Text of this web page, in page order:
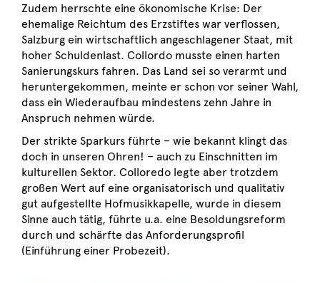
Zudem herrschte eine ökonomische Krise: Der
ehemalige Reichtum des Erzstiftes war verflossen,
Salzburg ein wirtschaftlich angeschlagener Staat, mit
hoher Schuldenlast. Collordo musste einen harten
Sanierungskurs fahren. Das Land sei so verarmt und
heruntergekommen, meinte er schon vor seiner Wahl,
dass ein Wiederaufbau mindestens zehn Jahre in
Anspruch nehmen würde.
Der strikte Sparkurs führte – wie bekannt klingt das
doch in unseren Ohren! – auch zu Einschnitten im
kulturellen Sektor. Colloredo legte aber trotzdem
großen Wert auf eine organisatorisch und qualitativ
gut aufgestellte Hofmusikkapelle, wurde in diesem
Sinne auch tätig, führte u.a. eine Besoldungsreform
durch und schärfte das Anforderungsprofil
(Einführung einer Probezeit).